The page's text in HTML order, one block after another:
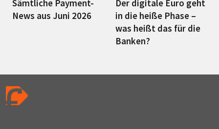
Sämtliche Payment-
News aus Juni 2026
Der digitale Euro geht
in die heiße Phase –
was heißt das für die
Banken?